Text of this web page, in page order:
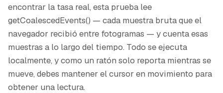
encontrar la tasa real, esta prueba lee
getCoalescedEvents() — cada muestra bruta que el
navegador recibió entre fotogramas — y cuenta esas
muestras a lo largo del tiempo. Todo se ejecuta
localmente, y como un ratón solo reporta mientras se
mueve, debes mantener el cursor en movimiento para
obtener una lectura.